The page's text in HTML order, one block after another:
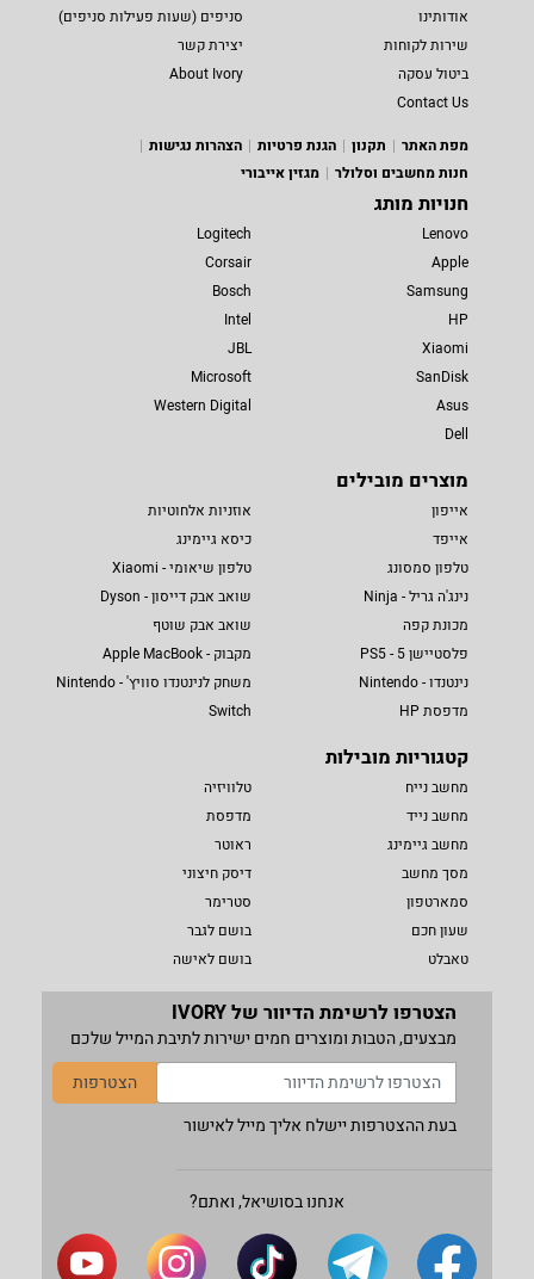
אודותינו
סניפים (שעות פעילות סניפים)
שירות לקוחות
יצירת קשר
ביטול עסקה
About Ivory
Contact Us
מפת האתר
תקנון הגנת פרטיות
הצהרות נגישות
חנות מחשבים וסלולר
מגזין אייבורי
חנויות מותג
Lenovo
Apple
Samsung
HP
Xiaomi
SanDisk
Asus
Dell
Logitech
Corsair
Bosch
Intel
JBL
Microsoft
Western Digital
מוצרים מובילים
אייפון
אייפד
טלפון סמסונג
נינג'ה גריל - Ninja
מכונת קפה
פלסטיישן 5 - PS5
נינטנדו - Nintendo
מדפסת HP
אוזניות אלחוטיות
כיסא גיימינג
טלפון שיאומי - Xiaomi
שואב אבק דייסון - Dyson
שואב אבק שוטף
מקבוק - Apple MacBook
משחק לנינטנדו סוויץ' - Nintendo
Switch
קטגוריות מובילות
מחשב נייח
מחשב נייד
מחשב גיימינג
מסך מחשב
סמארטפון
שעון חכם
טאבלט
טלוויזיה
מדפסת
ראוטר
דיסק חיצוני
סטרימר
בושם לגבר
בושם לאישה
הצטרפו לרשימת הדיוור של IVORY
מבצעים, הטבות ומוצרים חמים ישירות לתיבת המייל שלכם
הצטרפות
בעת ההצטרפות יישלח אליך מייל לאישור
אנחנו בסושיאל, ואתם?